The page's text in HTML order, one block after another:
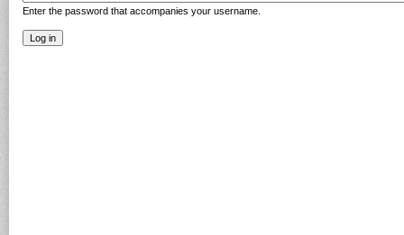
Enter the password that accompanies your username.